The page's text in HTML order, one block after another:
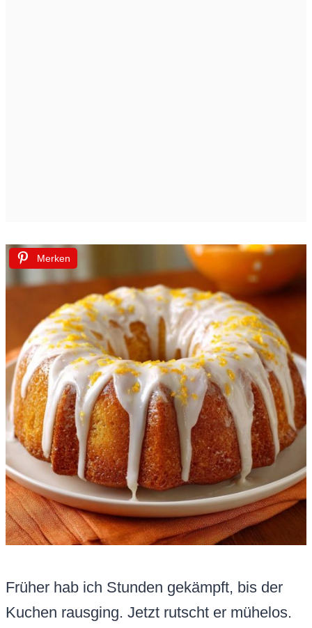
Merken
Früher hab ich Stunden gekämpft, bis der
Kuchen rausging. Jetzt rutscht er mühelos.